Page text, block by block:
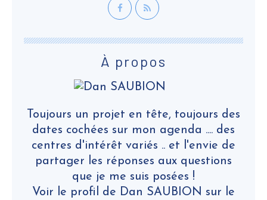
À propos
Toujours un projet en tête, toujours des
dates cochées sur mon agenda .... des
centres d'intérêt variés .. et l'envie de
partager les réponses aux questions
que je me suis posées !
Voir le profil de Dan SAUBION sur le